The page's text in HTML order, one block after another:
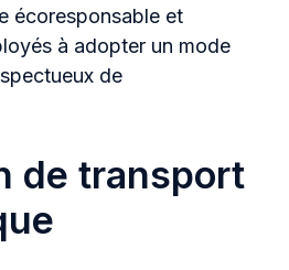
écoresponsable et
à adopter un mode
de
de transport